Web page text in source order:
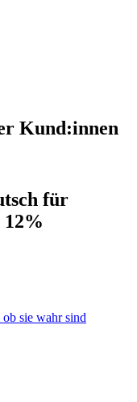
Kund:innen
für
12%
sie wahr sind